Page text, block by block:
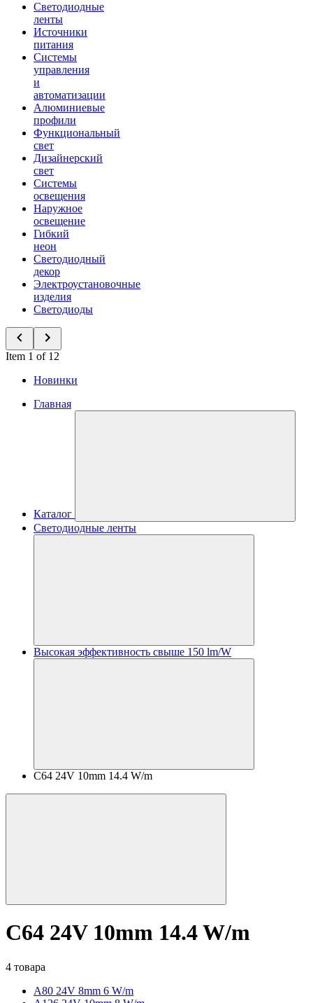
Светодиодные
ленты
Источники
питания
Системы
управления
и
автоматизации
Алюминиевые
профили
Функциональный
свет
Дизайнерский
свет
Системы
освещения
Наружное
освещение
Гибкий
неон
Светодиодный
декор
Электроустановочные
изделия
Светодиоды
Item 1 of 12
Новинки
Главная
Каталог
Светодиодные ленты
Высокая эффективность свыше 150 lm/W
C64 24V 10mm 14.4 W/m
C64 24V 10mm 14.4 W/m
4 товара
A80 24V 8mm 6 W/m